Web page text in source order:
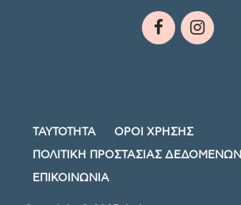
ΤΑΥΤΟΤΗΤΑ ΟΡΟΙ ΧΡΗΣΗΣ
ΠΟΛΙΤΙΚΗ ΠΡΟΣΤΑΣΙΑΣ ΔΕΔΟΜΕΝΩΝ
ΕΠΙΚΟΙΝΩΝΙΑ